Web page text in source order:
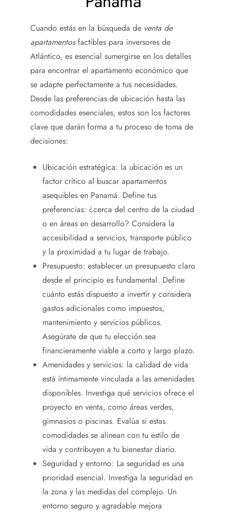
Cuando estás en la búsqueda de venta de
apartamentosfactibles para inversores de
Atlántico, es esencial sumergirse en los detalles
para encontrar el apartamento económico que
se adapte perfectamente a tus necesidades.
Desde las preferencias de ubicación hasta las
comodidades esenciales, estos son los factores
clave que darán forma a tu proceso de toma de
decisiones:
Ubicación estratégica: la ubicación es un
factor crítico al buscar apartamentos
asequibles en Panamá. Define tus
preferencias: ¿cerca del centro de la ciudad
o en áreas en desarrollo? Considera la
accesibilidad a servicios, transporte público
y la proximidad a tu lugar de trabajo.
Presupuesto: establecer un presupuesto claro
desde el principio es fundamental. Define
cuánto estás dispuesto a invertir y considera
gastos adicionales como impuestos,
mantenimiento y servicios públicos.
Asegúrate de que tu elección sea
financieramente viable a corto y largo plazo.
Amenidades y servicios: la calidad de vida
está íntimamente vinculada a las amenidades
disponibles. Investiga qué servicios ofrece el
proyecto en venta, como áreas verdes,
gimnasios o piscinas. Evalúa si estas
comodidades se alinean con tu estilo de
vida y contribuyen a tu bienestar diario.
Seguridad y entorno: La seguridad es una
prioridad esencial. Investiga la seguridad en
la zona y las medidas del complejo. Un
entorno seguro y agradable mejora